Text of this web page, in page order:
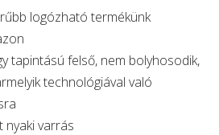
logózható termékünk
tapintású felső, nem bolyhosodik,
technológiával való
nyaki varrás